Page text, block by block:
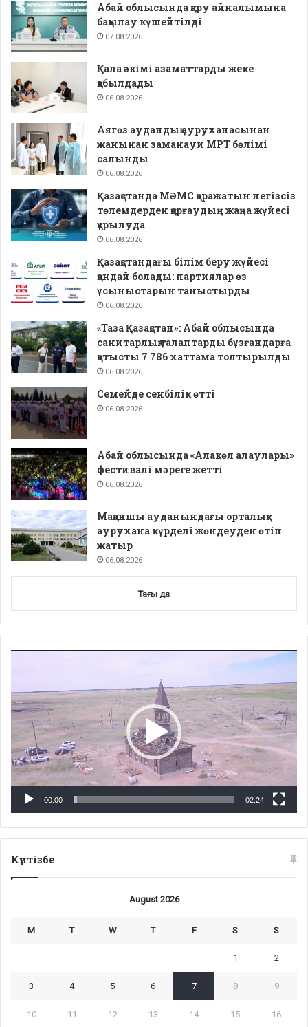
Абай облысында қару айналымына
бақылау күшейтілді
07.08.2026
Қала әкімі азаматтарды жеке
қабылдады
06.08.2026
Аягөз аудандық ауруханасынан
жанынан заманауи МРТ бөлімі
салынды
06.08.2026
Қазақстанда МӘМС қаражатын негізсіз
төлемдерден қорғаудың жаңа жүйесі
құрылуда
06.08.2026
Қазақстандағы білім беру жүйесі
қандай болады: партиялар өз
ұсыныстарын таныстырды
06.08.2026
«Таза Қазақстан»: Абай облысында
санитарлық талаптарды бұзғандарға
қатысты 7 786 хаттама толтырылды
06.08.2026
Семейде сенбілік өтті
06.08.2026
Абай облысында «Алакөл алаулары»
фестивалі мәреге жетті
06.08.2026
Мақаншы ауданындағы орталық
аурухана күрделі жөндеуден өтіп
жатыр
06.08.2026
Тағы да
00:00 02:24
Күнтізбе
August 2026
M T W T F S S
1 2
3 4 5 6 7 8 9
10 11 12 13 14 15 16